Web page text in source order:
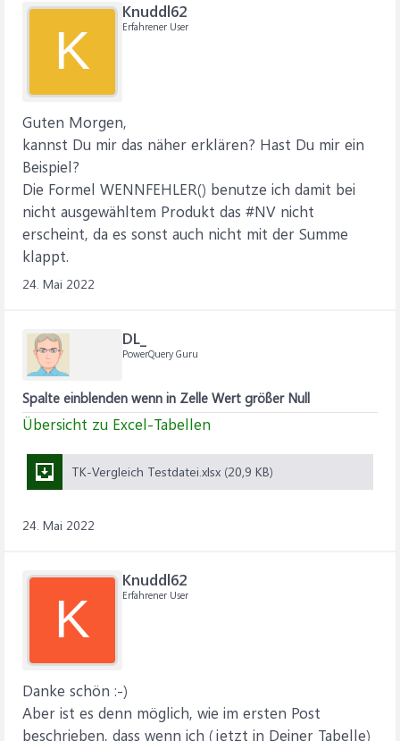
K
Knuddl62
Erfahrener User
Guten Morgen,
kannst Du mir das näher erklären? Hast Du mir ein
Beispiel?
Die Formel WENNFEHLER() benutze ich damit bei
nicht ausgewähltem Produkt das #NV nicht
erscheint, da es sonst auch nicht mit der Summe
klappt.
24. Mai 2022
DL_
PowerQuery Guru
Spalte einblenden wenn in Zelle Wert größer Null
Übersicht zu Excel-Tabellen
TK-Vergleich Testdatei.xlsx (20,9 KB)
24. Mai 2022
K
Knuddl62
Erfahrener User
Danke schön :-)
Aber ist es denn möglich, wie im ersten Post
beschrieben, dass wenn ich (jetzt in Deiner Tabelle)